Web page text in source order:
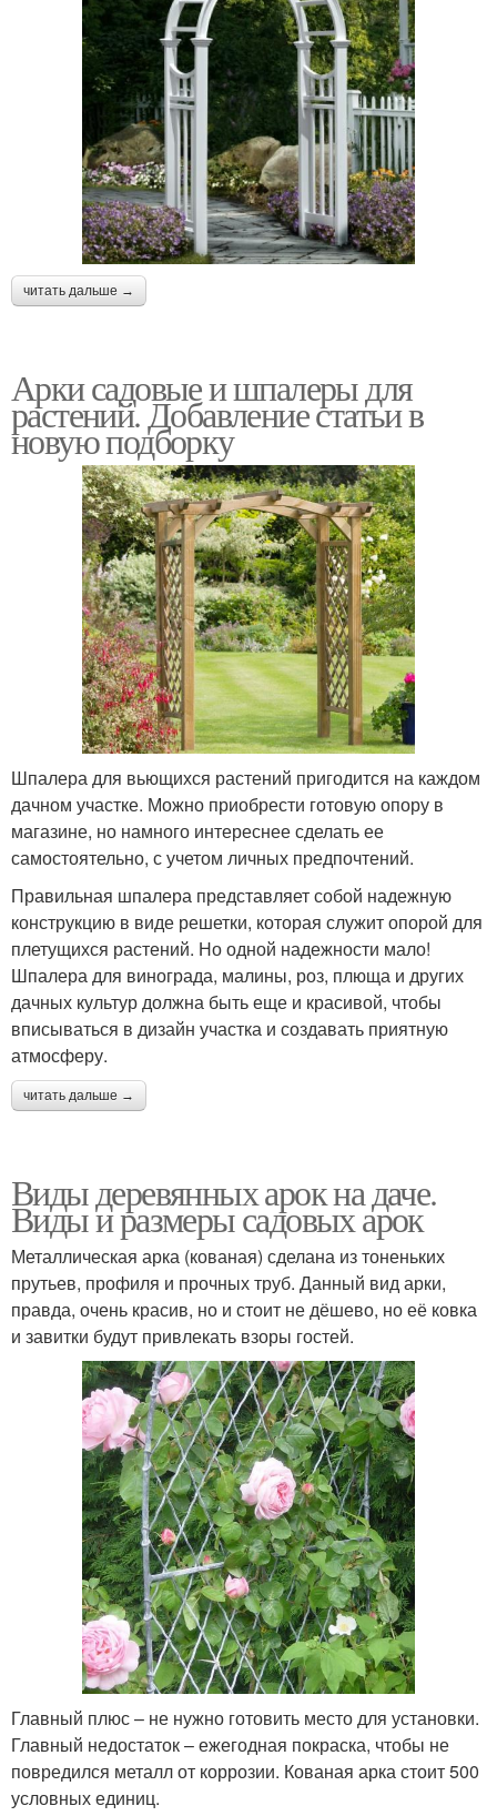
читать дальше →
Арки садовые и шпалеры для
растений. Добавление статьи в
новую подборку
Шпалера для вьющихся растений пригодится на каждом
дачном участке. Можно приобрести готовую опору в
магазине, но намного интереснее сделать ее
самостоятельно, с учетом личных предпочтений.
Правильная шпалера представляет собой надежную
конструкцию в виде решетки, которая служит опорой для
плетущихся растений. Но одной надежности мало!
Шпалера для винограда, малины, роз, плюща и других
дачных культур должна быть еще и красивой, чтобы
вписываться в дизайн участка и создавать приятную
атмосферу.
читать дальше →
Виды деревянных арок на даче.
Виды и размеры садовых арок
Металлическая арка (кованая) сделана из тоненьких
прутьев, профиля и прочных труб. Данный вид арки,
правда, очень красив, но и стоит не дёшево, но её ковка
и завитки будут привлекать взоры гостей.
Главный плюс – не нужно готовить место для установки.
Главный недостаток – ежегодная покраска, чтобы не
повредился металл от коррозии. Кованая арка стоит 500
условных единиц.